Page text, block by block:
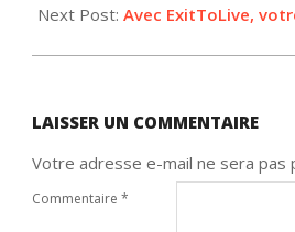
10
Next Post: Avec ExitToLive,
LAISSER UN COMMENTAIRE
Votre adresse e-mail ne sera pas
Commentaire *